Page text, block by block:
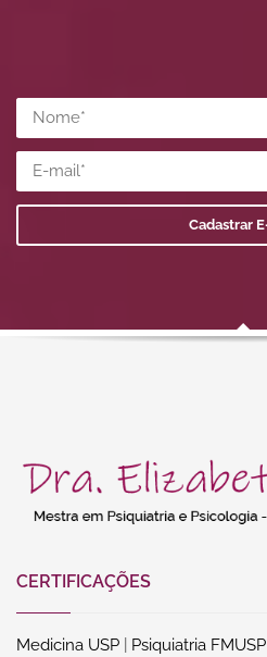
CERTIFICAÇÕES
Medicina USP
Psiquiatria FMUSP